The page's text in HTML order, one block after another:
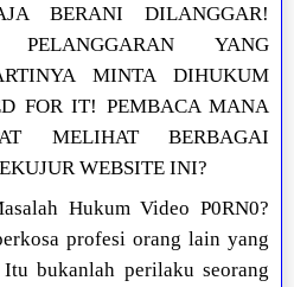
BERANI DILANGGAR!
YANG
MINTA DIHUKUM
FOR IT! PEMBACA MANA
MELIHAT BERBAGAI
WEBSITE INI?
Hukum Video P0RN0?
profesi orang lain yang
bukanlah perilaku seorang